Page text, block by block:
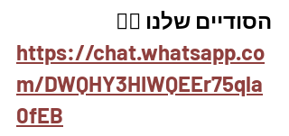
הסודיים שלנו 👇🏼
https://chat.whatsapp.co
m/DWQHY3HIWQEEr75qla
0fEB